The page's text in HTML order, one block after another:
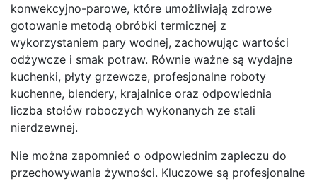
konwekcyjno-parowe, które umożliwiają zdrowe
gotowanie metodą obróbki termicznej z
wykorzystaniem pary wodnej, zachowując wartości
odżywcze i smak potraw. Równie ważne są wydajne
kuchenki, płyty grzewcze, profesjonalne roboty
kuchenne, blendery, krajalnice oraz odpowiednia
liczba stołów roboczych wykonanych ze stali
nierdzewnej.
Nie można zapomnieć o odpowiednim zapleczu do
przechowywania żywności. Kluczowe są profesjonalne